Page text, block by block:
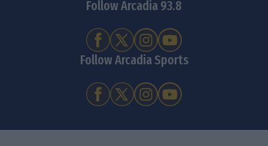
Follow Arcadia 93.8
Follow Arcadia Sports